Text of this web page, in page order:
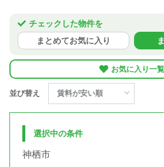
チェックした物件を
まとめてお気に入り
お気に入り一覧
並び替え
選択中の条件
神栖市